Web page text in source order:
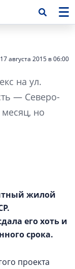
17 августа 2015 в 06:00
на ул.
— Северо-
месяц, но
жилой
его хоть и
срока.
проекта